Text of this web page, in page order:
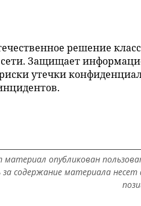
решение
Защищает
утечки
опубликован
содержание материала